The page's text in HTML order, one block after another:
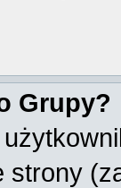
Grupy?
strony